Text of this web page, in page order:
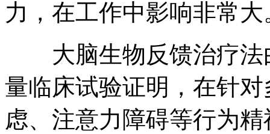
力，在工作中影响非常大
大脑生物反馈治疗法
量临床试验证明，在针
虑、注意力障碍等行为